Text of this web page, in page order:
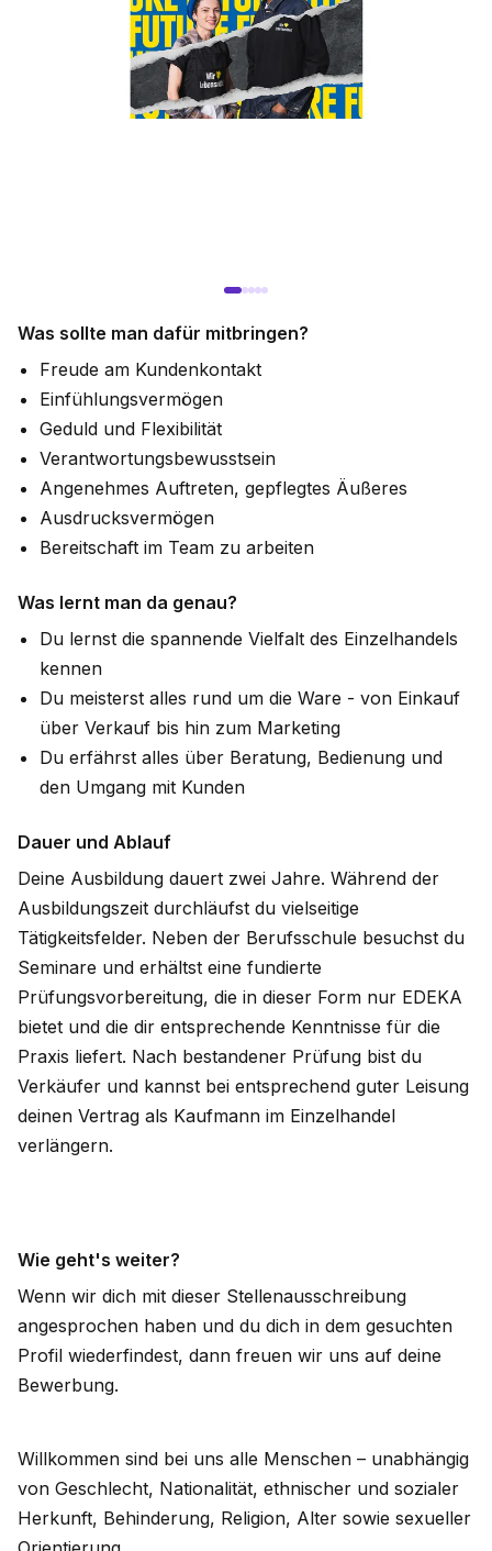
Was sollte man dafür mitbringen?
Freude am Kundenkontakt
Einfühlungsvermögen
Geduld und Flexibilität
Verantwortungsbewusstsein
Angenehmes Auftreten, gepflegtes Äußeres
Ausdrucksvermögen
Bereitschaft im Team zu arbeiten
Was lernt man da genau?
Du lernst die spannende Vielfalt des Einzelhandels
kennen
Du meisterst alles rund um die Ware - von Einkauf
über Verkauf bis hin zum Marketing
Du erfährst alles über Beratung, Bedienung und
den Umgang mit Kunden
Dauer und Ablauf
Deine Ausbildung dauert zwei Jahre. Während der
Ausbildungszeit durchläufst du vielseitige
Tätigkeitsfelder. Neben der Berufsschule besuchst du
Seminare und erhältst eine fundierte
Prüfungsvorbereitung, die in dieser Form nur EDEKA
bietet und die dir entsprechende Kenntnisse für die
Praxis liefert. Nach bestandener Prüfung bist du
Verkäufer und kannst bei entsprechend guter Leisung
deinen Vertrag als Kaufmann im Einzelhandel
verlängern.
Wie geht's weiter?
Wenn wir dich mit dieser Stellenausschreibung
angesprochen haben und du dich in dem gesuchten
Profil wiederfindest, dann freuen wir uns auf deine
Bewerbung.
Willkommen sind bei uns alle Menschen – unabhängig
von Geschlecht, Nationalität, ethnischer und sozialer
Herkunft, Behinderung, Religion, Alter sowie sexueller